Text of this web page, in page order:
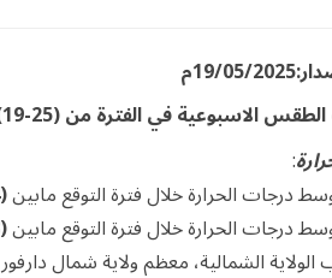
2025م
الاسبوعية في الفترة من (25-19)
:
درجات الحرارة خلال فترة التوقع مابين(24-28) درجة مئوية
درجات الحرارة خلال فترة التوقع مابين(28-32) درجة مئوية
الشمالية، معظم ولاية شمال